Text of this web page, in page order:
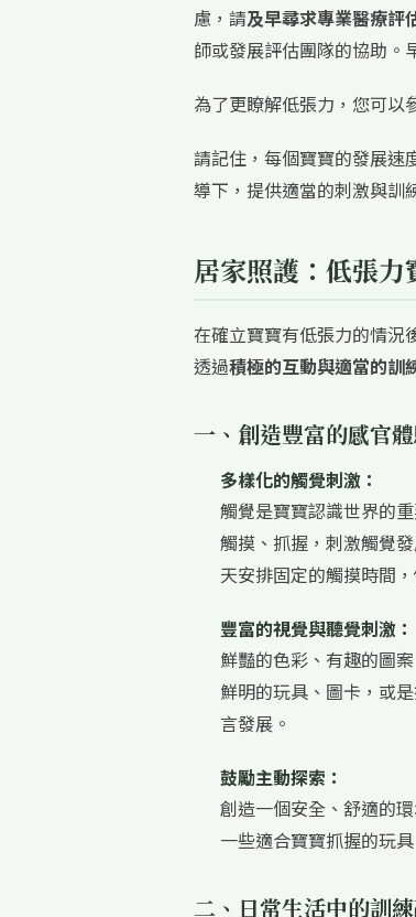
慮，請及早尋求專業醫療評
師或發展評估團隊的協助。
為了更瞭解低張力，您可以
請記住，每個寶寶的發展速
導下，提供適當的刺激與訓
居家照護：低張
在確立寶寶有低張力的情況
透過積極的互動與適當的訓
一、創造豐富的感官
多樣化的觸覺刺激：
觸覺是寶寶認識世界的
觸摸、抓握，刺激觸覺
天安排固定的觸摸時間
豐富的視覺與聽覺刺激：
鮮豔的色彩、有趣的圖
鮮明的玩具、圖卡，或
言發展。
鼓勵主動探索：
創造一個安全、舒適的
一些適合寶寶抓握的玩
二、日常生活中的訓